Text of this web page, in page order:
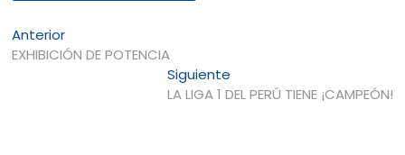
Navegación
de
AnteriorEntrada
anterior:
EXHIBICIÓN DE POTENCIA
SiguienteEntrada
siguiente:
LA LIGA 1 DEL PERÚ TIENE ¡CAMPEÓN!